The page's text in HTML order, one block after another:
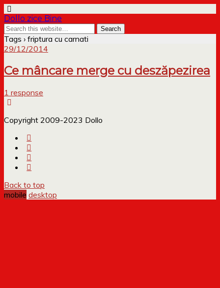
Dollo zice Bine
Tags › friptura cu carnati
29/12/2014
Ce mâncare merge cu deszăpezirea
1 response
Copyright 2009-2023 Dollo
Back to top
mobile desktop